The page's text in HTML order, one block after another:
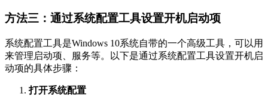
方法三：通过系统配置工具设置开机启动项
系统配置工具是Windows 10系统自带的一个高级工具，可以用
来管理启动项、服务等。以下是通过系统配置工具设置开机启
动项的具体步骤：
打开系统配置